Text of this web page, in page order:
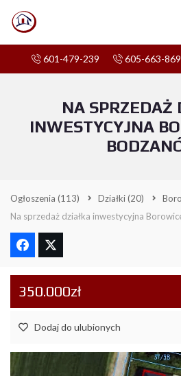
601-479-239 605-663-869
NA SPRZEDAŻ
INWESTYCYJNA
Ogłoszenia (113) Działki(20)
Na sprzedaż działka inwestycyjna
350.000zł
Dodaj do ulubionych